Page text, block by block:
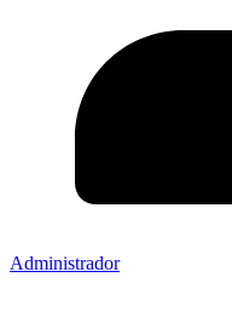
Administrador